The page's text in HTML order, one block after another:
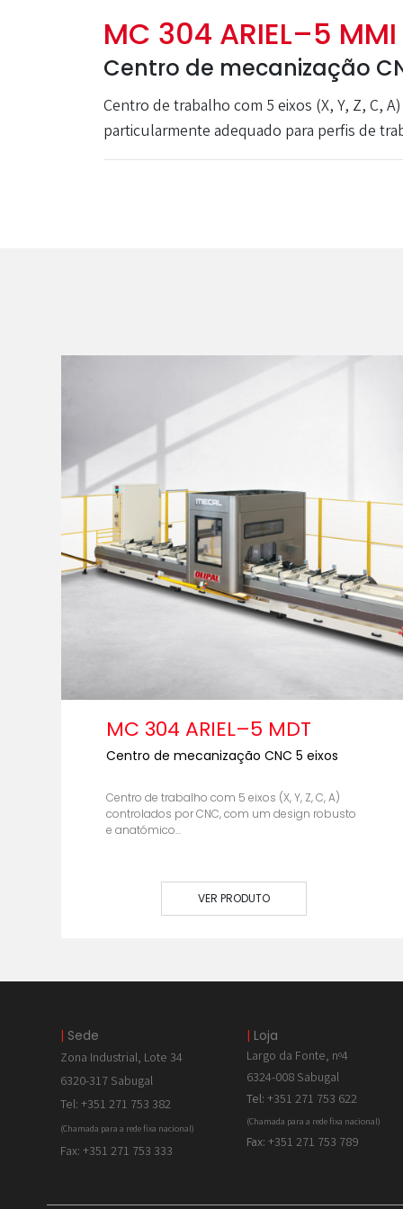
MC 304 ARIEL–5 MMI
Centro de mecanização
Centro de trabalho com 5 eixos (X, Y, Z, C,
particularmente adequado para perfis de
MC 304 ARIEL–5 MDT
Centro de mecanização CNC 5 eixos
Centro de trabalho com 5 eixos (X, Y, Z, C, A)
controlados por CNC, com um design robusto
e anatómico...
VER PRODUTO
| Sede
Zona Industrial, Lote 34
6320-317 Sabugal
Tel: +351 271 753 382
(Chamada para a rede fixa nacional)
Fax: +351 271 753 333
| Loja
Largo da Fonte, nº4
6324-008 Sabugal
Tel: +351 271 753 622
(Chamada para a rede fixa nacional)
Fax: +351 271 753 789